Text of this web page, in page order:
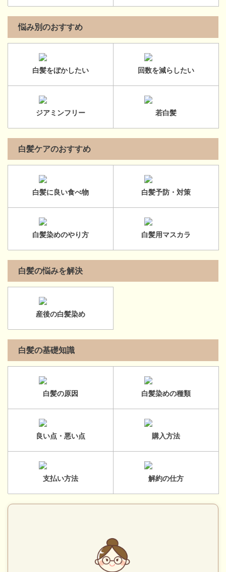
悩み別のおすすめ
白髪をぼかしたい 回数を減らしたい
ジアミンフリー 若白髪
白髪ケアのおすすめ
白髪に良い食べ物 白髪予防・対策
白髪染めのやり方 白髪用マスカラ
白髪の悩みを解決
産後の白髪染め
白髪の基礎知識
白髪の原因 白髪染めの種類
良い点・悪い点 購入方法
支払い方法 解約の仕方